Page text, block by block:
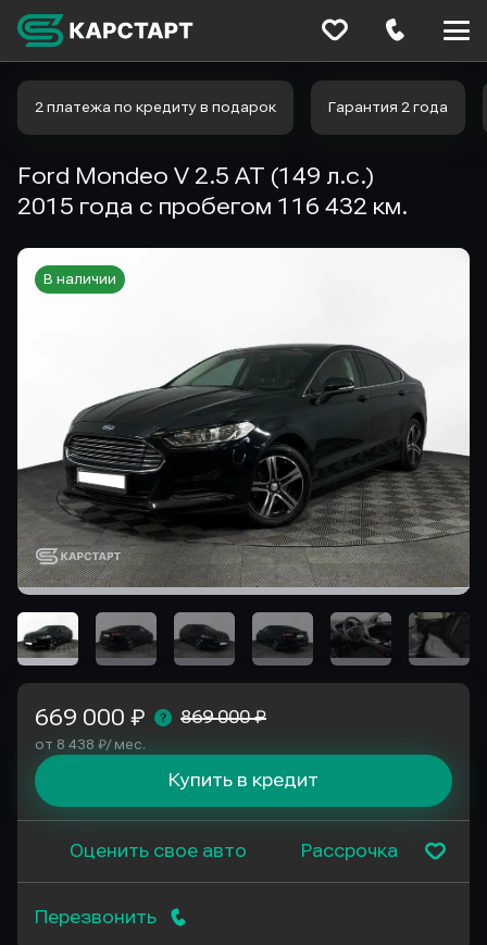
2 платежа по кредиту в подарок Гарантия 2 года
Ford Mondeo V 2.5 AT (149 л.с.)
2015 года с пробегом 116 432 км.
В наличии
669 000 ₽ 869 000 ₽
от 8 438 ₽/ мес.
Купить в кредит
Оценить свое авто Рассрочка
Перезвонить